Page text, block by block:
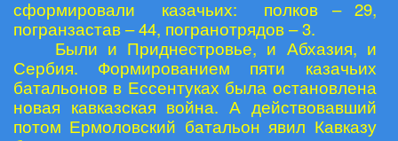
сформировали казачьих: полков – 29,
погранзастав – 44, погранотрядов – 3.
Были и Приднестровье, и Абхазия, и
Сербия. Формированием пяти казачьих
батальонов в Ессентуках была остановлена
новая кавказская война. А действовавший
потом Ермоловский батальон явил Кавказу